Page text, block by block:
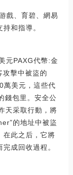
戲、育碧、網易
和指導。
元PAXG代幣:金
擊中被盜的
萬美元，這些代
錢包里。安全公
天采取行動，將
的地址中被盜
在此之后，它將
成回收過程。